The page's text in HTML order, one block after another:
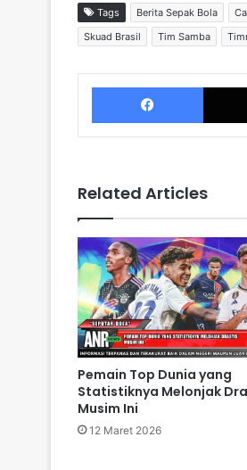
Tags Berita Sepak Bola
Skuad Brasil
Tim Samba
Facebook
Related Articles
Pemain Top Dunia yang
Statistiknya Melonjak
Musim Ini
12 Maret 2026